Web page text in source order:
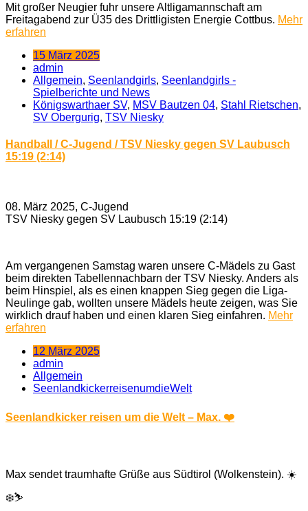
Mit großer Neugier fuhr unsere Altligamannschaft am
Freitagabend zur Ü35 des Drittligisten Energie Cottbus. Mehr
erfahren
15 März 2025
admin
Allgemein, Seenlandgirls, Seenlandgirls -
Spielberichte und News
Königswarthaer SV, MSV Bautzen 04, Stahl Rietschen,
SV Obergurig, TSV Niesky
Handball / C-Jugend / TSV Niesky gegen SV Laubusch
15:19 (2:14)
08. März 2025, C-Jugend
TSV Niesky gegen SV Laubusch 15:19 (2:14)
Am vergangenen Samstag waren unsere C-Mädels zu Gast
beim direkten Tabellennachbarn der TSV Niesky. Anders als
beim Hinspiel, als es einen knappen Sieg gegen die Liga-
Neulinge gab, wollten unsere Mädels heute zeigen, was Sie
wirklich drauf haben und einen klaren Sieg einfahren. Mehr
erfahren
12 März 2025
admin
Allgemein
SeenlandkickerreisenumdieWelt
Seenlandkicker reisen um die Welt – Max. ❤️
Max sendet traumhafte Grüße aus Südtirol (Wolkenstein). ☀️
❄️⛷️